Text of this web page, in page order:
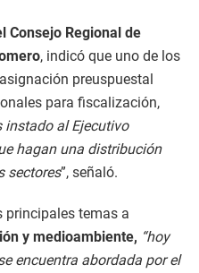
Consejo Regional de
, indicó que uno de los
preuspuestal
para fiscalización,
instado al Ejecutivo
hagan una distribución
sectores”, señaló.
principales temas a
y medioambiente, “hoy
encuentra abordada por el